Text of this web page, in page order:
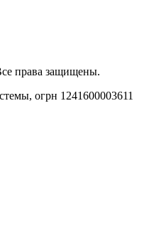
права защищены.
огрн 1241600003611